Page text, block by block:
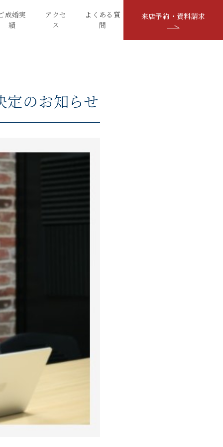
成婚実
績
アクセ
ス
よくある質
問
来店予約・資料請求
定のお知らせ